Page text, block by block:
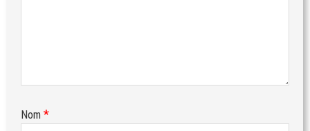
Nom *